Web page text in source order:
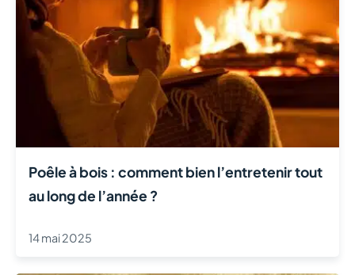
Poêle à bois : comment bien l’entretenir tout
au long de l’année ?
14 mai 2025